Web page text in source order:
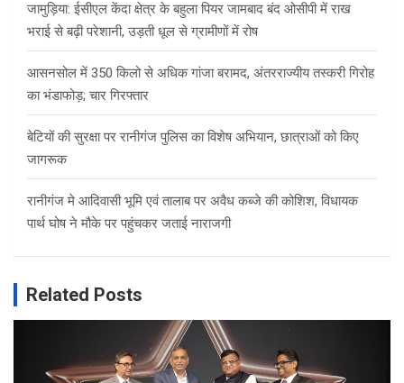
जामुड़िया: ईसीएल केंदा क्षेत्र के बहुला पियर जामबाद बंद ओसीपी में राख
भराई से बढ़ी परेशानी, उड़ती धूल से ग्रामीणों में रोष
आसनसोल में 350 किलो से अधिक गांजा बरामद, अंतरराज्यीय तस्करी गिरोह
का भंडाफोड़; चार गिरफ्तार
बेटियों की सुरक्षा पर रानीगंज पुलिस का विशेष अभियान, छात्राओं को किए
जागरूक
रानीगंज मे आदिवासी भूमि एवं तालाब पर अवैध कब्जे की कोशिश, विधायक
पार्थ घोष ने मौके पर पहुंचकर जताई नाराजगी
Related Posts